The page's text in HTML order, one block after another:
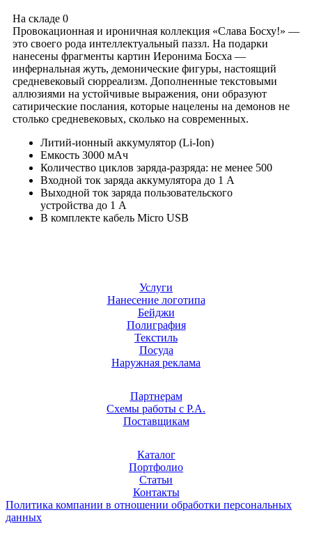
На складе 0
Провокационная и ироничная коллекция «Слава Босху!» —
это своего рода интеллектуальный паззл. На подарки
нанесены фрагменты картин Иеронима Босха —
инфернальная жуть, демонические фигуры, настоящий
средневековый сюрреализм. Дополненные текстовыми
аллюзиями на устойчивые выражения, они образуют
сатирические послания, которые нацелены на демонов не
столько средневековых, сколько на современных.
Литий-ионный аккумулятор (Li-Ion)
Емкость 3000 мАч
Количество циклов заряда-разряда: не менее 500
Входной ток заряда аккумулятора до 1 А
Выходной ток заряда пользовательского
устройства до 1 A
В комплекте кабель Micro USB
Услуги
Нанесение логотипа
Бейджи
Полиграфия
Текстиль
Посуда
Наружная реклама
Партнерам
Схемы работы с Р.А.
Поставщикам
Каталог
Портфолио
Статьи
Контакты
Политика компании в отношении обработки персональных
данных